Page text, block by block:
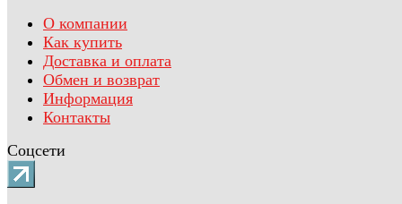
О компании
Как купить
Доставка и оплата
Обмен и возврат
Информация
Контакты
Соцсети